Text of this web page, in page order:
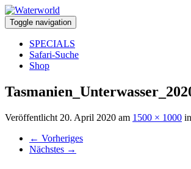
Toggle navigation
SPECIALS
Safari-Suche
Shop
Veröffentlicht 20. April 2020 am 1500 × 1000 in
← Vorheriges
Nächstes →